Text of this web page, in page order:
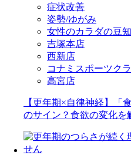
症状改善
姿勢/ゆがみ
女性のカラダの豆
吉塚本店
西新店
コナミスポーツク
高宮店
【更年期×自律神経】「
のサイン？食欲の変化を